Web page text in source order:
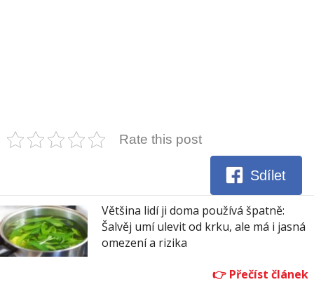
Rate this post
Sdílet
Většina lidí ji doma používá špatně:
Šalvěj umí ulevit od krku, ale má i jasná
omezení a rizika